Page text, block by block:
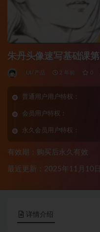
朱丹头像速写基础课
UI/产品 2 年前 0
普通用户用户特权：
会员用户特权：
永久会员用户特权：
有效期：购买后永久有效
最近更新：2025年11月10日
详情介绍